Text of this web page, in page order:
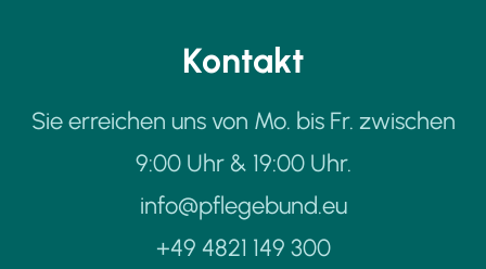
Kontakt
Sie erreichen uns von Mo. bis Fr. zwischen
9:00 Uhr & 19:00 Uhr.
info@pflegebund.eu
+49 4821 149 300